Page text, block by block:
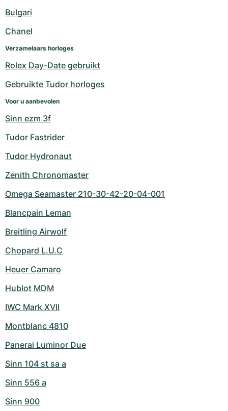
Bulgari
Chanel
Verzamelaars horloges
Rolex Day-Date gebruikt
Gebruikte Tudor horloges
Voor u aanbevolen
Sinn ezm 3f
Tudor Fastrider
Tudor Hydronaut
Zenith Chronomaster
Omega Seamaster 210-30-42-20-04-001
Blancpain Leman
Breitling Airwolf
Chopard L.U.C
Heuer Camaro
Hublot MDM
IWC Mark XVII
Montblanc 4810
Panerai Luminor Due
Sinn 104 st sa a
Sinn 556 a
Sinn 900